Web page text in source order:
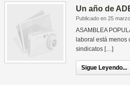
Un año de
Publicado en 25
ASAMBLEA
laboral está
sindicatos […]
Sigue Leyendo...